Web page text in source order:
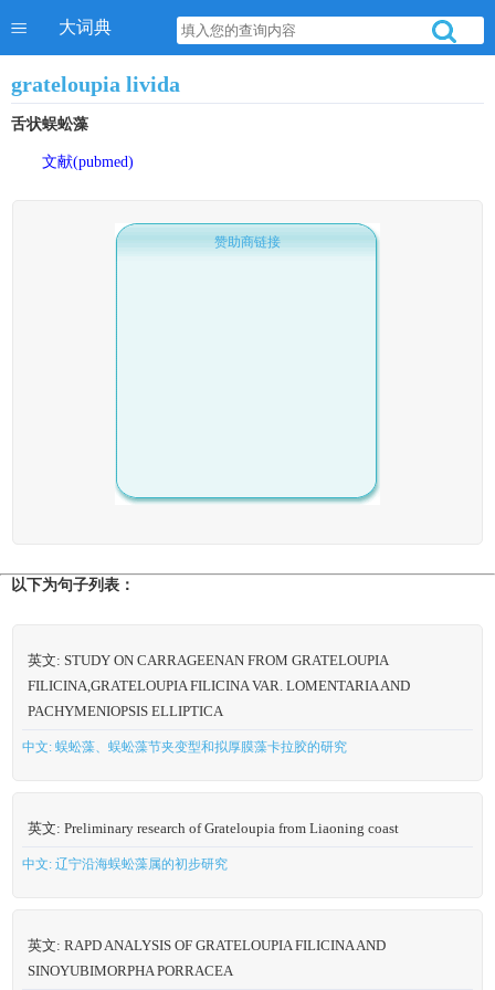
大词典
grateloupia livida
舌状蜈蚣藻
文献(pubmed)
赞助商链接
以下为句子列表：
英文: STUDY ON CARRAGEENAN FROM GRATELOUPIA
FILICINA,GRATELOUPIA FILICINA VAR. LOMENTARIA AND
PACHYMENIOPSIS ELLIPTICA
中文: 蜈蚣藻、蜈蚣藻节夹变型和拟厚膜藻卡拉胶的研究
英文: Preliminary research of Grateloupia from Liaoning coast
中文: 辽宁沿海蜈蚣藻属的初步研究
英文: RAPD ANALYSIS OF GRATELOUPIA FILICINA AND
SINOYUBIMORPHA PORRACEA